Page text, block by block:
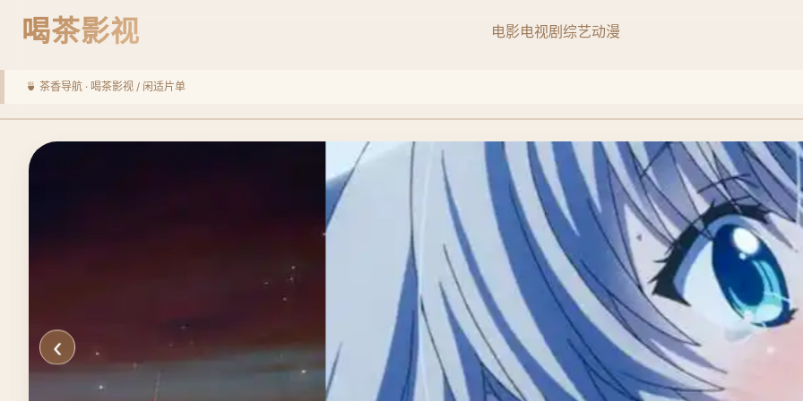
喝茶影视 电影电视剧 综艺动漫
🍵 茶香导航 · 喝茶影视 / 闲适片单
‹